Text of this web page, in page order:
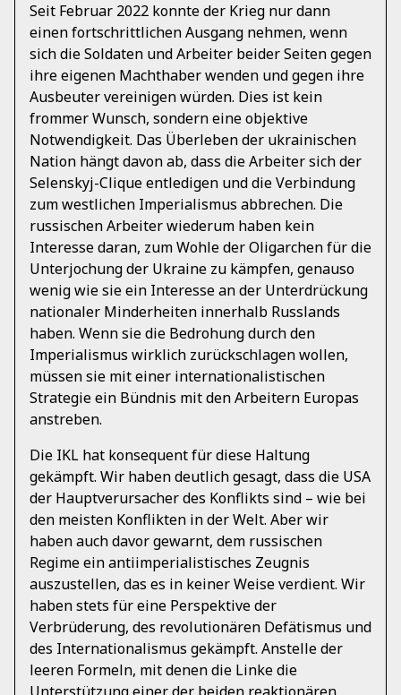
Seit Februar 2022 konnte der Krieg nur dann
einen fortschrittlichen Ausgang nehmen, wenn
sich die Soldaten und Arbeiter beider Seiten gegen
ihre eigenen Machthaber wenden und gegen ihre
Ausbeuter vereinigen würden. Dies ist kein
frommer Wunsch, sondern eine objektive
Notwendigkeit. Das Überleben der ukrainischen
Nation hängt davon ab, dass die Arbeiter sich der
Selenskyj-Clique entledigen und die Verbindung
zum westlichen Imperialismus abbrechen. Die
russischen Arbeiter wiederum haben kein
Interesse daran, zum Wohle der Oligarchen für die
Unterjochung der Ukraine zu kämpfen, genauso
wenig wie sie ein Interesse an der Unterdrückung
nationaler Minderheiten innerhalb Russlands
haben. Wenn sie die Bedrohung durch den
Imperialismus wirklich zurückschlagen wollen,
müssen sie mit einer internationalistischen
Strategie ein Bündnis mit den Arbeitern Europas
anstreben.
Die IKL hat konsequent für diese Haltung
gekämpft. Wir haben deutlich gesagt, dass die USA
der Hauptverursacher des Konflikts sind – wie bei
den meisten Konflikten in der Welt. Aber wir
haben auch davor gewarnt, dem russischen
Regime ein antiimperialistisches Zeugnis
auszustellen, das es in keiner Weise verdient. Wir
haben stets für eine Perspektive der
Verbrüderung, des revolutionären Defätismus und
des Internationalismus gekämpft. Anstelle der
leeren Formeln, mit denen die Linke die